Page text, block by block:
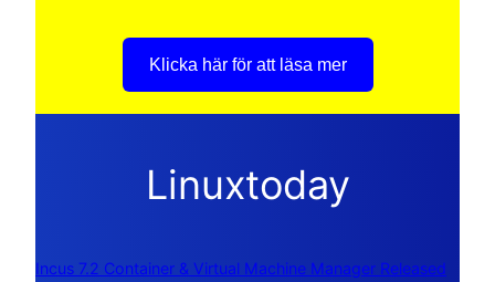
Klicka här för att läsa mer
Linuxtoday
Incus 7.2 Container & Virtual Machine Manager Released